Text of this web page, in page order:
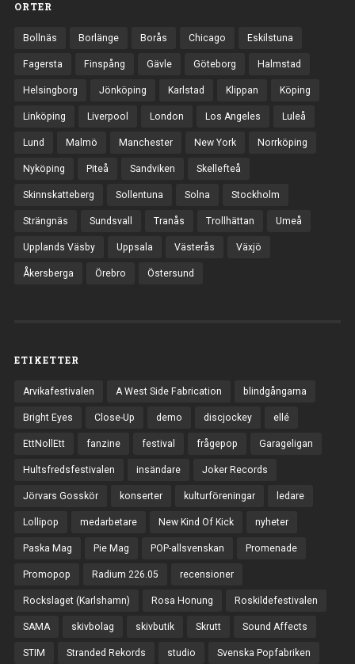
ORTER
Bollnäs Borlänge Borås Chicago Eskilstuna
Fagersta Finspång Gävle Göteborg Halmstad
Helsingborg Jönköping Karlstad Klippan Köping
Linköping Liverpool London Los Angeles Luleå
Lund Malmö Manchester New York Norrköping
Nyköping Piteå Sandviken Skellefteå
Skinnskatteberg Sollentuna Solna Stockholm
Strängnäs Sundsvall Tranås Trollhättan Umeå
Upplands Väsby Uppsala Västerås Växjö
Åkersberga Örebro Östersund
ETIKETTER
Arvikafestivalen A West Side Fabrication blindgångarna
Bright Eyes Close-Up demo discjockey ellé
EttNollEtt fanzine festival frågepop Garageligan
Hultsfredsfestivalen insändare Joker Records
Jörvars Gosskör konserter kulturföreningar ledare
Lollipop medarbetare New Kind Of Kick nyheter
Paska Mag Pie Mag POP-allsvenskan Promenade
Promopop Radium 226.05 recensioner
Rockslaget (Karlshamn) Rosa Honung Roskildefestivalen
SAMA skivbolag skivbutik Skrutt Sound Affects
STIM Stranded Rekords studio Svenska Popfabriken